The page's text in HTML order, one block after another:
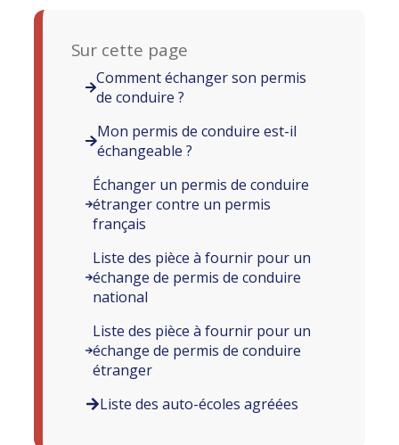
Sur cette page
Comment échanger son permis
de conduire ?
Mon permis de conduire est-il
échangeable ?
Échanger un permis de conduire
étranger contre un permis
français
Liste des pièce à fournir pour un
échange de permis de conduire
national
Liste des pièce à fournir pour un
échange de permis de conduire
étranger
Liste des auto-écoles agréées